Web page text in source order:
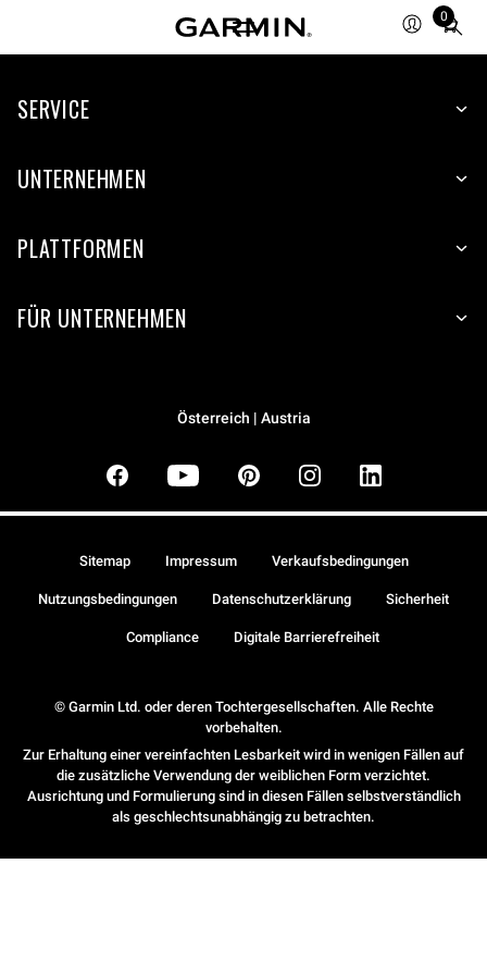
0
Total
items
cart:
SERVICE
UNTERNEHMEN
PLATTFORMEN
FÜR UNTERNEHMEN
Österreich | Austria
© Garmin Ltd. oder deren Tochtergesellschaften. Alle Rechte
vorbehalten.
Zur Erhaltung einer vereinfachten Lesbarkeit wird in wenigen Fällen auf
die zusätzliche Verwendung der weiblichen Form verzichtet.
Ausrichtung und Formulierung sind in diesen Fällen selbstverständlich
als geschlechtsunabhängig zu betrachten.
Sitemap Impressum Verkaufsbedingungen
Nutzungsbedingungen Datenschutzerklärung Sicherheit
Compliance Digitale Barrierefreiheit